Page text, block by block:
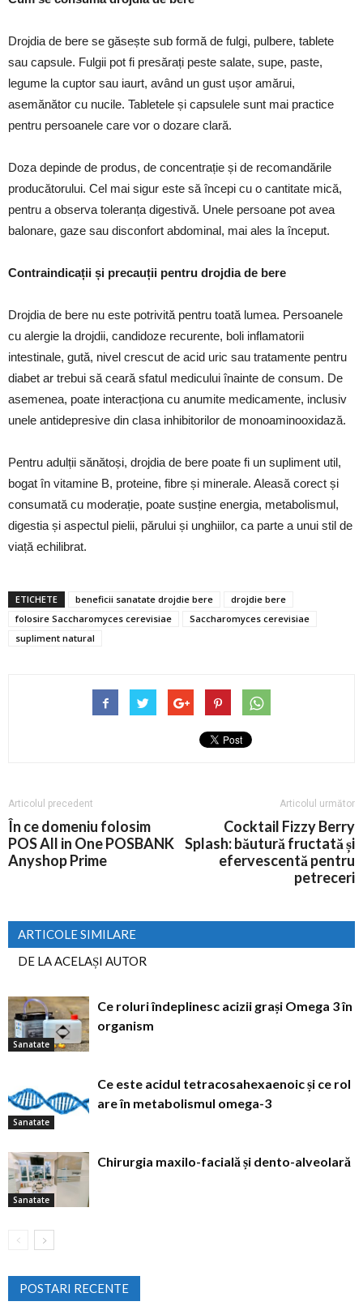
Drojdia de bere se găsește sub formă de fulgi, pulbere, tablete
sau capsule. Fulgii pot fi presărați peste salate, supe, paste,
legume la cuptor sau iaurt, având un gust ușor amărui,
asemănător cu nucile. Tabletele și capsulele sunt mai practice
pentru persoanele care vor o dozare clară.
Doza depinde de produs, de concentrație și de recomandările
producătorului. Cel mai sigur este să începi cu o cantitate mică,
pentru a observa toleranța digestivă. Unele persoane pot avea
balonare, gaze sau disconfort abdominal, mai ales la început.
Contraindicații și precauții pentru drojdia de bere
Drojdia de bere nu este potrivită pentru toată lumea. Persoanele
cu alergie la drojdii, candidoze recurente, boli inflamatorii
intestinale, gută, nivel crescut de acid uric sau tratamente pentru
diabet ar trebui să ceară sfatul medicului înainte de consum. De
asemenea, poate interacționa cu anumite medicamente, inclusiv
unele antidepresive din clasa inhibitorilor de monoaminooxidază.
Pentru adulții sănătoși, drojdia de bere poate fi un supliment util,
bogat în vitamine B, proteine, fibre și minerale. Aleasă corect și
consumată cu moderație, poate susține energia, metabolismul,
digestia și aspectul pielii, părului și unghiilor, ca parte a unui stil de
viață echilibrat.
ETICHETE beneficii sanatate drojdie bere
drojdie bere
folosire Saccharomyces cerevisiae
Saccharomyces cerevisiae
supliment natural
Articolul precedent
În ce domeniu folosim
POS All in One POSBANK
Anyshop Prime
Articolul următor
Cocktail Fizzy Berry
Splash: băutură fructată și
efervescentă pentru
petreceri
ARTICOLE SIMILARE
DE LA ACELAȘI AUTOR
Sanatate
Ce roluri îndeplinesc acizii grași Omega 3 în
organism
Sanatate
Ce este acidul tetracosahexaenoic și ce rol
are în metabolismul omega-3
Sanatate
Chirurgia maxilo-facială și dento-alveolară
POSTARI RECENTE